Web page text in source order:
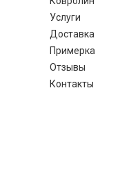
Услуги
Доставка
Примерка
Отзывы
Контакты